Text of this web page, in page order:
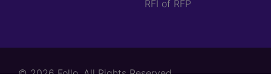
RFI of RFP
© 2026 Follo. All Rights Reserved.